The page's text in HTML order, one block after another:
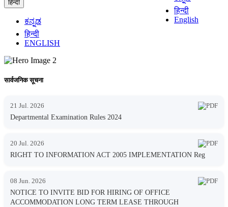
हिन्दी
English
हिन्दी
ಕನ್ನಡ
हिन्दी
ENGLISH
सार्वजनिक सूचना
21 Jul. 2026
Departmental Examination Rules 2024
20 Jul. 2026
RIGHT TO INFORMATION ACT 2005 IMPLEMENTATION Reg
08 Jun. 2026
NOTICE TO INVITE BID FOR HIRING OF OFFICE
ACCOMMODATION LONG TERM LEASE THROUGH